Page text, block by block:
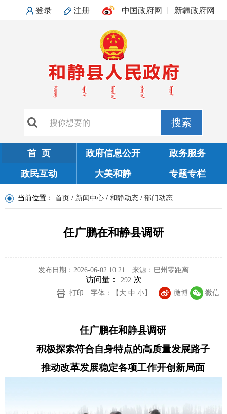
登录 注册 中国政府网 新疆政府网
搜索
首 页 政府信息公开
政务服务
政民互动
大美和静 专题专栏
当前位置： 首页 / 新闻中心 / 和静动态 / 部门动态
任广鹏在和静县调研
发布日期：2026-06-02 10:21 来源：巴州零距离
访问量： 292 次
打印 字体：【 大 中 小】 微博 微信
任广鹏在和静县调研
积极探索符合自身特点的高质量发展路子
推动改革发展稳定各项工作开创新局面